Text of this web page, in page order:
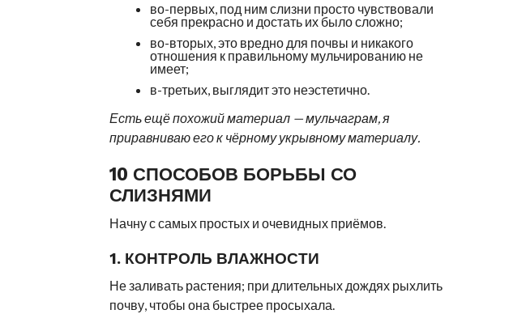
во-первых, под ним слизни просто чувствовали
себя прекрасно и достать их было сложно;
во-вторых, это вредно для почвы и никакого
отношения к правильному мульчированию не
имеет;
в-третьих, выглядит это неэстетично.
Есть ещё похожий материал — мульчаграм, я
приравниваю его к чёрному укрывному материалу.
10 СПОСОБОВ БОРЬБЫ СО
СЛИЗНЯМИ
Начну с самых простых и очевидных приёмов.
1. КОНТРОЛЬ ВЛАЖНОСТИ
Не заливать растения; при длительных дождях рыхлить
почву, чтобы она быстрее просыхала.